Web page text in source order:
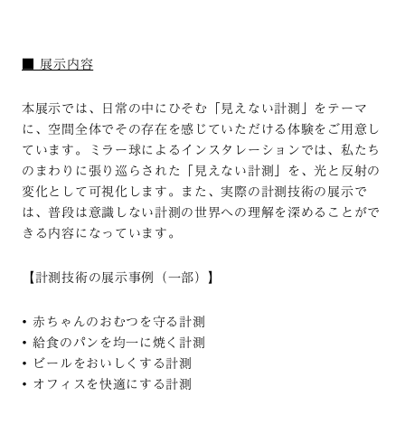
■ 展示内容
本展示では、日常の中にひそむ「見えない計測」をテーマ
に、空間全体でその存在を感じていただける体験をご用意し
ています。ミラー球によるインスタレーションでは、私たち
のまわりに張り巡らされた「見えない計測」を、光と反射の
変化として可視化します。また、実際の計測技術の展示で
は、普段は意識しない計測の世界への理解を深めることがで
きる内容になっています。
【計測技術の展示事例（一部）】
• 赤ちゃんのおむつを守る計測
• 給食のパンを均一に焼く計測
•
ビールをおいしくする計測
• オフィスを快適にする計測